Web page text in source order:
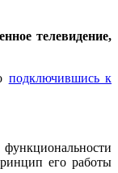
телевидение,
подключившись к
его работы